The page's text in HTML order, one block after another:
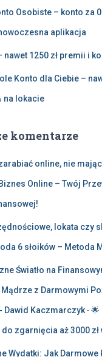
Osobiste – konto za 0
aplikacja
nawet 1250 zł premii i
Konto dla Ciebie –
na lokacie
komentarze
online, nie mając
Biznes Online – Twój
lokata czy
6 słoików – Metoda
Światło na
z Darmowymi
Dawid Kaczmarczyk-🌟
do zgarnięcia aż 3000
Wydatki: Jak Darmowe